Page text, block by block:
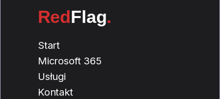
RedFlag.
Start
Microsoft 365
Usługi
Kontakt